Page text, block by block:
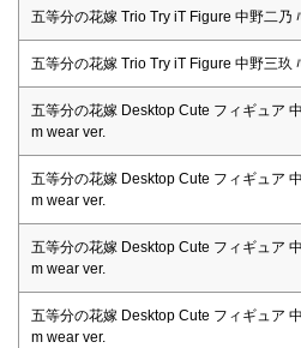
五等分の花嫁 Trio Try iT Figure 中野二乃
五等分の花嫁 Trio Try iT Figure 中野三玖
五等分の花嫁 Desktop Cute フィギュア
m wear ver.
五等分の花嫁 Desktop Cute フィギュア
m wear ver.
五等分の花嫁 Desktop Cute フィギュア
m wear ver.
五等分の花嫁 Desktop Cute フィギュア
m wear ver.